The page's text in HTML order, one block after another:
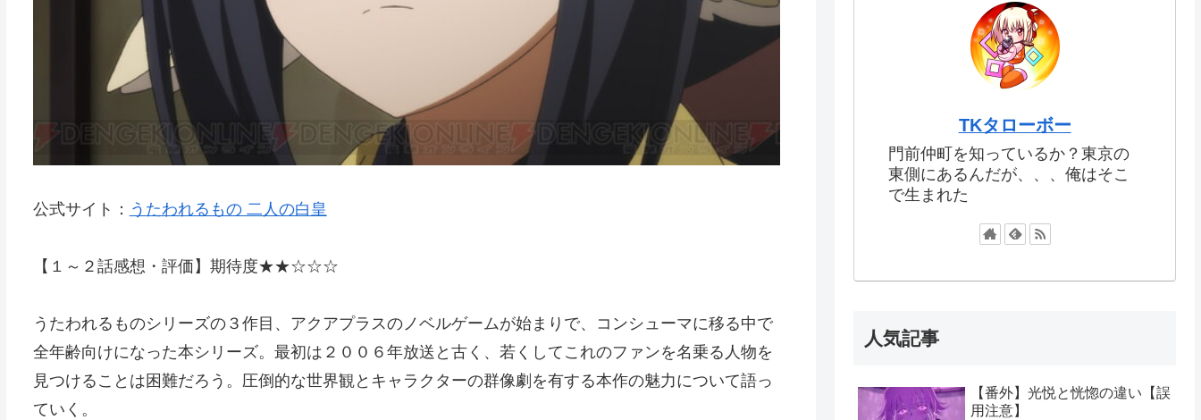
公式サイト： うたわれるもの 二人の白皇
【１～２話感想・評価】期待度★★☆☆☆
うたわれるものシリーズの３作目、アクアプラスのノベルゲームが始まりで、コンシューマに移る中で
全年齢向けになった本シリーズ。最初は２００６年放送と古く、若くしてこれのファンを名乗る人物を
見つけることは困難だろう。圧倒的な世界観とキャラクターの群像劇を有する本作の魅力について語っ
ていく。
TKタローボー
門前仲町を知っているか？東京の
東側にあるんだが、、、俺はそこ
で生まれた
人気記事
【番外】光悦と恍惚の違い【誤
用注意】